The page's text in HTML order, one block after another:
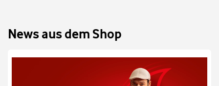
News aus dem Shop